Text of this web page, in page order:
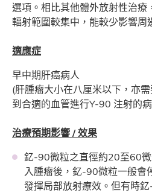
選項。相比其他體外放射性治
輻射範圍較集中，能較少影響周
適應症
早中期肝癌病人
(肝腫瘤大小在八厘米以下，亦
到合適的血管進行Y-90 注射的
治療預期影響 / 效果
釔-90微粒之直徑約20至60
入腫瘤後，釔-90微粒一般會
發揮局部放射療效。但有時